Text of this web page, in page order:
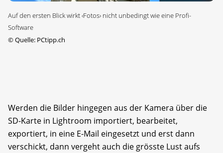
Auf den ersten Blick wirkt ‹Fotos› nicht unbedingt wie eine Profi-
Software
©Quelle: PCtipp.ch
Werden die Bilder hingegen aus der Kamera über die
SD-Karte in Lightroom importiert, bearbeitet,
exportiert, in eine E-Mail eingesetzt und erst dann
verschickt, dann vergeht auch die grösste Lust aufs